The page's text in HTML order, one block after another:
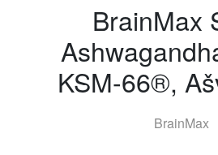
BrainMax
KSM-66®,
BrainMax